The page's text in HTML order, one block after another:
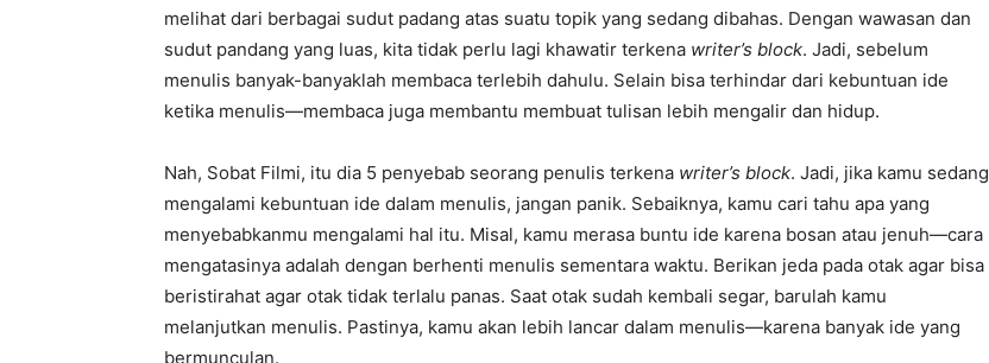
melihat dari berbagai sudut padang atas suatu topik yang sedang dibahas. Dengan wawasan dan
sudut pandang yang luas, kita tidak perlu lagi khawatir terkena writer’s block. Jadi, sebelum
menulis banyak-banyaklah membaca terlebih dahulu. Selain bisa terhindar dari kebuntuan ide
ketika menulis—membaca juga membantu membuat tulisan lebih mengalir dan hidup.
Nah, Sobat Filmi, itu dia 5 penyebab seorang penulis terkena writer’s block. Jadi, jika kamu sedang
mengalami kebuntuan ide dalam menulis, jangan panik. Sebaiknya, kamu cari tahu apa yang
menyebabkanmu mengalami hal itu. Misal, kamu merasa buntu ide karena bosan atau jenuh—cara
mengatasinya adalah dengan berhenti menulis sementara waktu. Berikan jeda pada otak agar bisa
beristirahat agar otak tidak terlalu panas. Saat otak sudah kembali segar, barulah kamu
melanjutkan menulis. Pastinya, kamu akan lebih lancar dalam menulis—karena banyak ide yang
bermunculan.